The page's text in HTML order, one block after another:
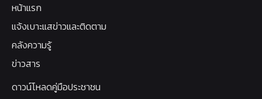
หน้าแรก
แจ้งเบาะแสข่าวและติดตาม
คลังความรู้
ข่าวสาร
ดาวน์โหลดคู่มือประชาชน